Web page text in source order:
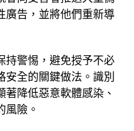
廣告，並將他們重新導
持警惕，避免授予不必
全的關鍵做法。識別
降低惡意軟體感染、
風險。